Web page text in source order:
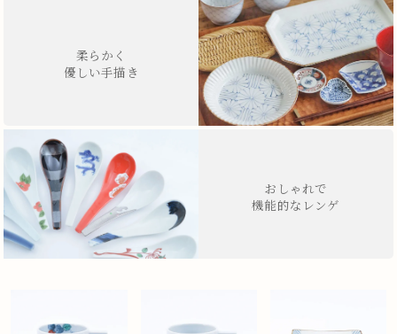
柔らかく
優しい手描き
おしゃれで
機能的なレンゲ